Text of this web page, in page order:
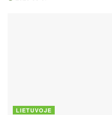
LIETUVOJE